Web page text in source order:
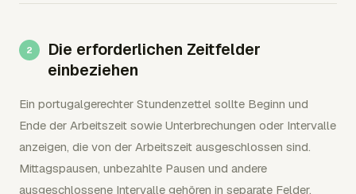
Die erforderlichen Zeitfelder
einbeziehen
Ein portugalgerechter Stundenzettel sollte Beginn und
Ende der Arbeitszeit sowie Unterbrechungen oder Intervalle
anzeigen, die von der Arbeitszeit ausgeschlossen sind.
Mittagspausen, unbezahlte Pausen und andere
ausgeschlossene Intervalle gehören in separate Felder,